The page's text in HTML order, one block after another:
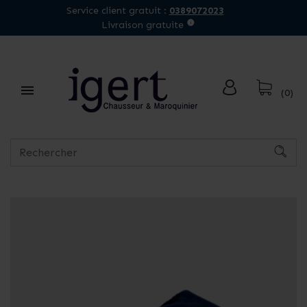
Service client gratuit : 0389072023
Livraison gratuite
 (0)